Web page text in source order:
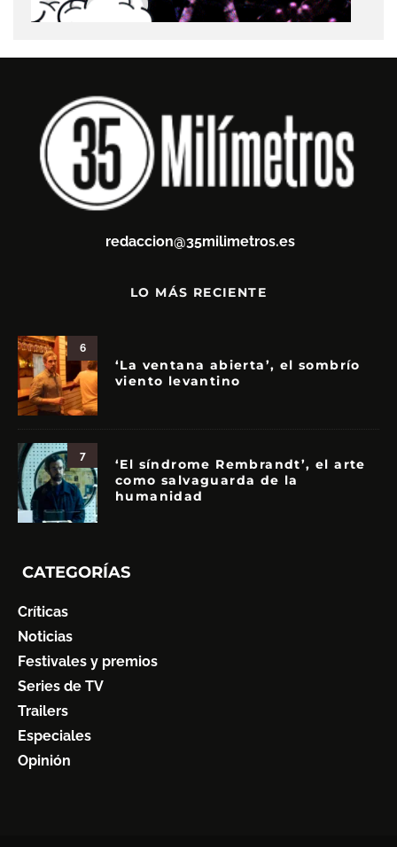
redaccion@35milimetros.es
LO MÁS RECIENTE
6
‘La ventana abierta’, el sombrío
viento levantino
7
‘El síndrome Rembrandt’, el arte
como salvaguarda de la
humanidad
CATEGORÍAS
Críticas
Noticias
Festivales y premios
Series de TV
Trailers
Especiales
Opinión